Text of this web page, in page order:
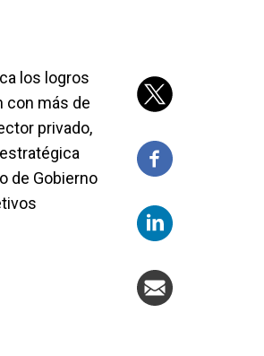
los logros
con más de
privado,
de Gobierno